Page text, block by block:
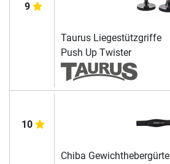
9
Taurus Liegestützgriffe
Push Up Twister
10
Chiba Gewichthebergürtel